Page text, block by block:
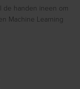
de handen ineen om
Machine Learning